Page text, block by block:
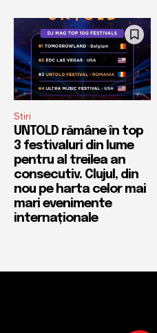
Stiri
UNTOLD rămâne în top
3 festivaluri din lume
pentru al treilea an
consecutiv. Clujul, din
nou pe harta celor mai
mari evenimente
internaționale